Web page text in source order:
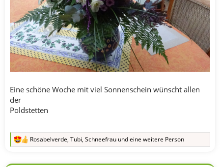
Eine schöne Woche mit viel Sonnenschein wünscht allen
der
Poldstetten
R
Rosabelverde, Tubi, Schneefrau und eine weitere Person